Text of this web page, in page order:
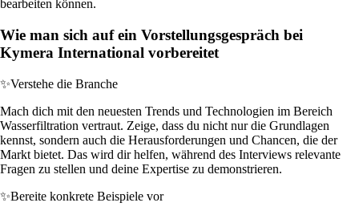
bearbeiten können.
Wie man sich auf ein Vorstellungsgespräch bei
Kymera International vorbereitet
✨Verstehe die Branche
Mach dich mit den neuesten Trends und Technologien im Bereich
Wasserfiltration vertraut. Zeige, dass du nicht nur die Grundlagen
kennst, sondern auch die Herausforderungen und Chancen, die der
Markt bietet. Das wird dir helfen, während des Interviews relevante
Fragen zu stellen und deine Expertise zu demonstrieren.
✨Bereite konkrete Beispiele vor